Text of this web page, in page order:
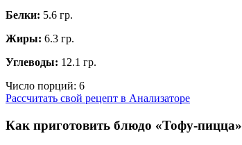
Белки: 5.6 гр.
Жиры: 6.3 гр.
Углеводы: 12.1 гр.
Число порций: 6
Рассчитать свой рецепт в Анализаторе
Как приготовить блюдо «Тофу-пицца»